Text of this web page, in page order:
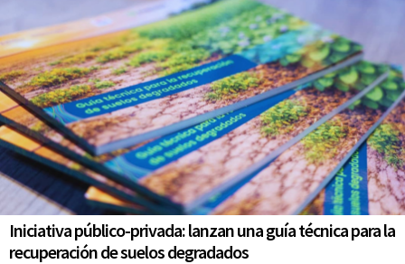
Iniciativa público-privada: lanzan una guía técnica para la
recuperación de suelos degradados